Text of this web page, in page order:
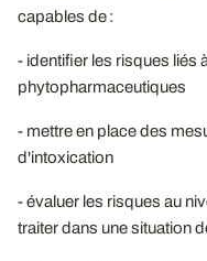
capables de :
- identifier les risques liés
phytopharmaceutiques
- mettre en place des
d'intoxication
- évaluer les risques au
traiter dans une situation